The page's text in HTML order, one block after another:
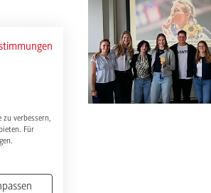
verbessern,
Für